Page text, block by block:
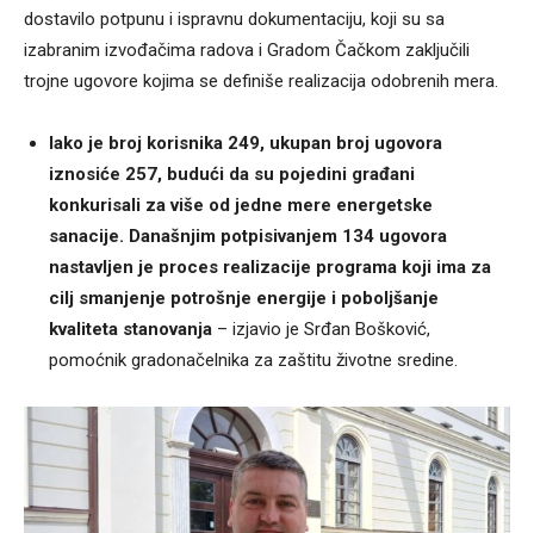
dostavilo potpunu i ispravnu dokumentaciju, koji su sa
izabranim izvođačima radova i Gradom Čačkom zaključili
trojne ugovore kojima se definiše realizacija odobrenih mera.
Iako je broj korisnika 249, ukupan broj ugovora
iznosiće 257, budući da su pojedini građani
konkurisali za više od jedne mere energetske
sanacije. Današnjim potpisivanjem 134 ugovora
nastavljen je proces realizacije programa koji ima za
cilj smanjenje potrošnje energije i poboljšanje
kvaliteta stanovanja – izjavio je Srđan Bošković,
pomoćnik gradonačelnika za zaštitu životne sredine.